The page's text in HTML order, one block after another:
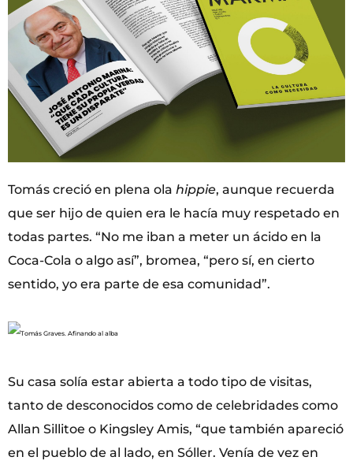
Tomás creció en plena ola hippie, aunque recuerda
que ser hijo de quien era le hacía muy respetado en
todas partes. “No me iban a meter un ácido en la
Coca-Cola o algo así”, bromea, “pero sí, en cierto
sentido, yo era parte de esa comunidad”.
Su casa solía estar abierta a todo tipo de visitas,
tanto de desconocidos como de celebridades como
Allan Sillitoe o Kingsley Amis, “que también apareció
en el pueblo de al lado, en Sóller. Venía de vez en